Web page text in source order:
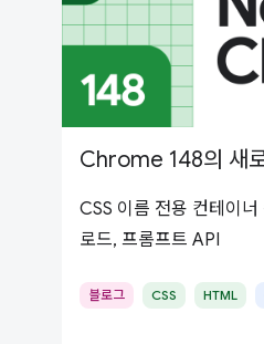
Chrome 148의 새
CSS 이름 전용 컨테이
로드, 프롬프트 API
블로그 CSS HTML